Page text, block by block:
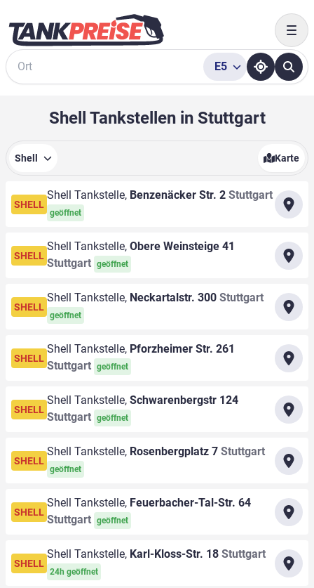
Suche
E5
Shell Tankstellen in Stuttgart
Shell Karte
SHELL
Shell Tankstelle, Benzenäcker Str. 2 Stuttgart
geöffnet
SHELL
Shell Tankstelle, Obere Weinsteige 41
Stuttgart geöffnet
SHELL
Shell Tankstelle, Neckartalstr. 300 Stuttgart
geöffnet
SHELL
Shell Tankstelle, Pforzheimer Str. 261
Stuttgart geöffnet
SHELL
Shell Tankstelle, Schwarenbergstr 124
Stuttgart geöffnet
SHELL
Shell Tankstelle, Rosenbergplatz 7 Stuttgart
geöffnet
SHELL
Shell Tankstelle, Feuerbacher-Tal-Str. 64
Stuttgart geöffnet
SHELL
Shell Tankstelle, Karl-Kloss-Str. 18 Stuttgart
24h geöffnet